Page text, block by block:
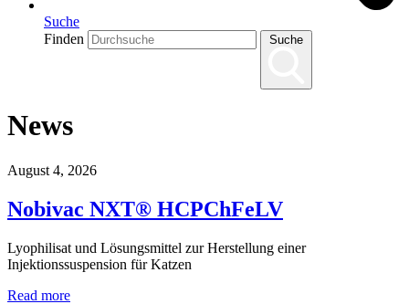
Suche
Finden
Suche
News
August 4, 2026
Nobivac NXT® HCPChFeLV
Lyophilisat und Lösungsmittel zur Herstellung einer
Injektionssuspension für Katzen
Read more